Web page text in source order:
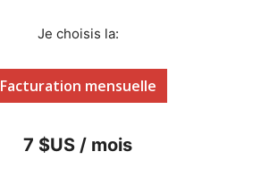
Je choisis la:
Facturation mensuelle
7 $US / mois